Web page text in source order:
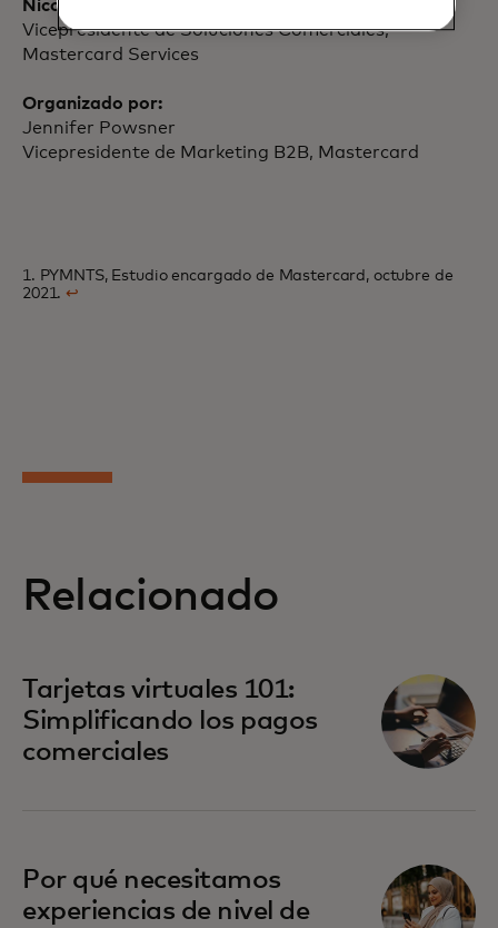
Nicole Radil
Vicepresidente de Soluciones Comerciales,
Mastercard Services
Organizado por:
Jennifer Powsner
Vicepresidente de Marketing B2B, Mastercard
1. PYMNTS, Estudio encargado de Mastercard, octubre de
2021.↩
Relacionado
Tarjetas virtuales 101:
Simplificando los pagos
comerciales
Por qué necesitamos
experiencias de nivel de